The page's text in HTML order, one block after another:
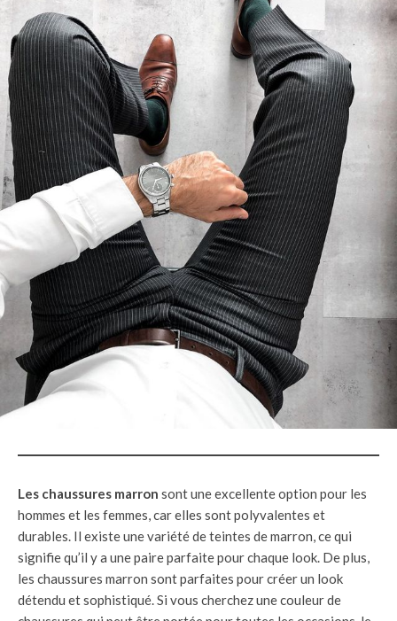
Les chaussures marron sont une excellente option pour les
hommes et les femmes, car elles sont polyvalentes et
durables. Il existe une variété de teintes de marron, ce qui
signifie qu’il y a une paire parfaite pour chaque look. De plus,
les chaussures marron sont parfaites pour créer un look
détendu et sophistiqué. Si vous cherchez une couleur de